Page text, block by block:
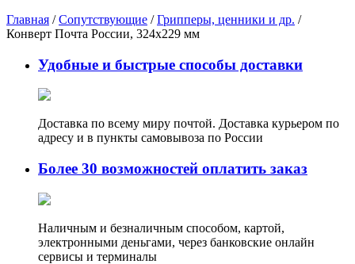
Главная /Сопутствующие /Грипперы, ценники и др. /
Конверт Почта России, 324х229 мм
Удобные и быстрые способы доставки
Доставка по всему миру почтой. Доставка курьером по
адресу и в пункты самовывоза по России
Более 30 возможностей оплатить заказ
Наличным и безналичным способом, картой,
электронными деньгами, через банковские онлайн
сервисы и терминалы